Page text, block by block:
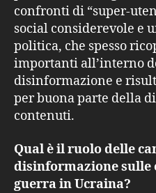
confronti di “super-
social considerevole e
politica, che spesso
importanti all’interno
disinformazione e
per buona parte della
contenuti.
Qual è il ruolo delle
disinformazione sulle
guerra in Ucraina?